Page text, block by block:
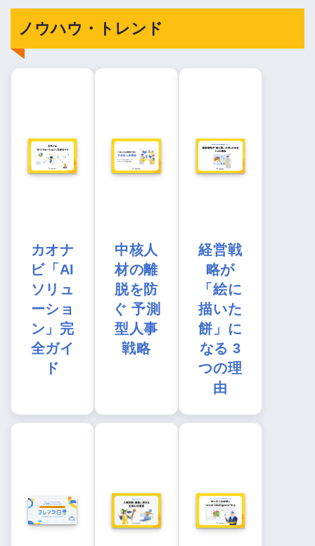
ノウハウ・トレンド
カオナ
ビ「AI
ソリュ
ーショ
ン」完
全ガイ
ド
中核人
材の離
脱を防
ぐ 予測
型人事
戦略
経営戦
略が
「絵に
描いた
餅」に
なる 3
つの理
由